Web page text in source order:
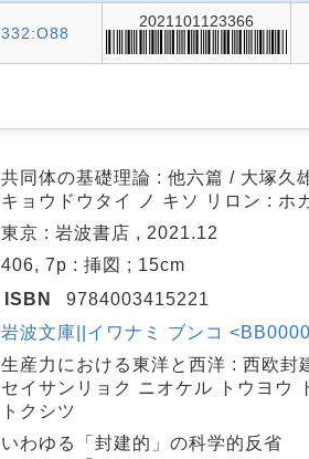
332:O88
2021101123366
共同体の基礎理論 : 他六篇 / 大塚久
キョウドウタイ ノ キソ リロン : ホ
東京 : 岩波書店 , 2021.12
406, 7p : 挿図 ; 15cm
ISBN
9784003415221
岩波文庫||イワナミ ブンコ
生産力における東洋と西洋 : 西欧封
セイサンリョク ニオケル トウヨウ
トクシツ
いわゆる「封建的」の科学的反省